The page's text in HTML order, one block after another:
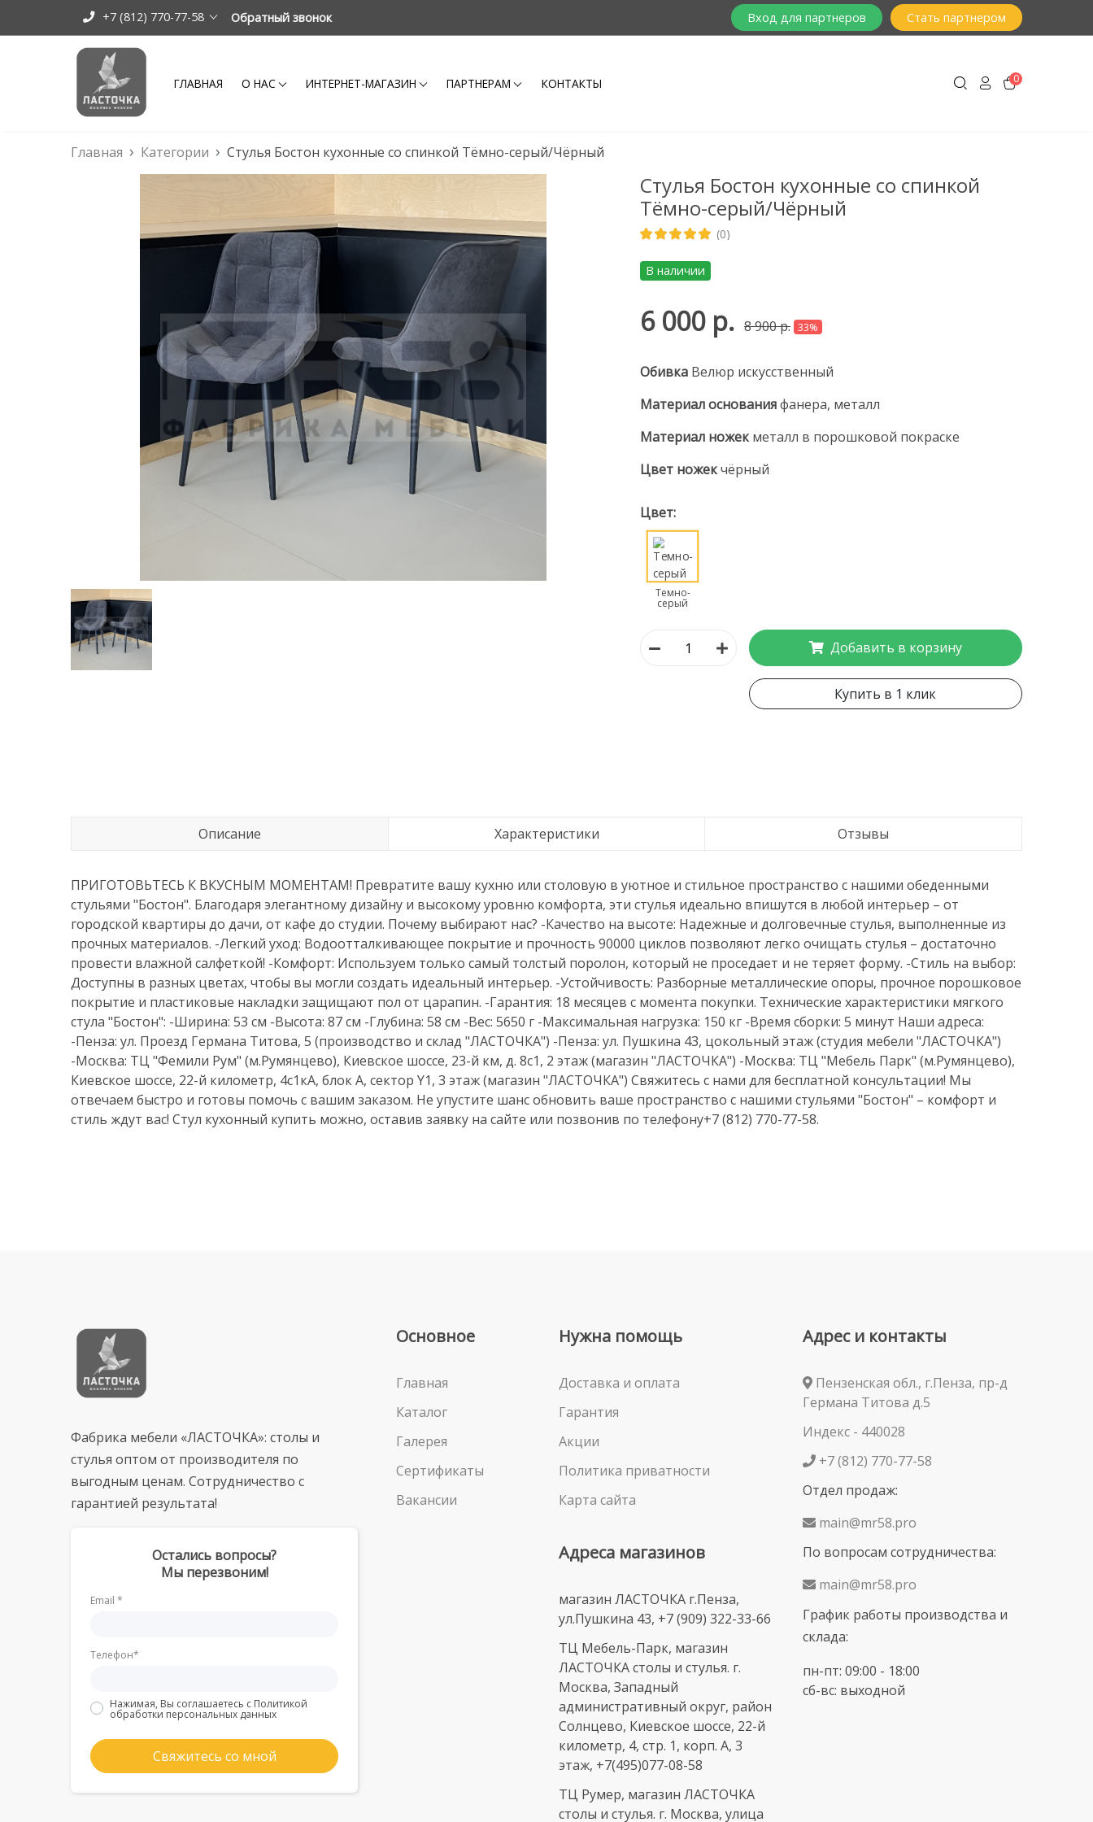
+7 (812) 770-77-58 Обратный звонок Вход для партнеров Стать партнером
0
ГЛАВНАЯ О НАС ИНТЕРНЕТ-МАГАЗИН ПАРТНЕРАМ КОНТАКТЫ
Главная Категории Стулья Бостон кухонные со спинкой Тёмно-серый/Чёрный
Стулья Бостон кухонные со спинкой
Тёмно-серый/Чёрный
(0)
В наличии
6 000 р. 8 900 р. 33%
Обивка Велюр искусственный
Материал основанияфанера, металл
Материал ножек металл в порошковой покраске
Цвет ножекчёрный
Цвет:
Темно-
серый
Добавить в корзину
Купить в 1 клик
Описание Характеристики Отзывы
ПРИГОТОВЬТЕСЬ К ВКУСНЫМ МОМЕНТАМ! Превратите вашу кухню или столовую в уютное и стильное пространство с нашими обеденными
стульями "Бостон". Благодаря элегантному дизайну и высокому уровню комфорта, эти стулья идеально впишутся в любой интерьер – от
городской квартиры до дачи, от кафе до студии. Почему выбирают нас? -Качество на высоте: Надежные и долговечные стулья, выполненные из
прочных материалов. -Легкий уход: Водоотталкивающее покрытие и прочность 90000 циклов позволяют легко очищать стулья – достаточно
провести влажной салфеткой! -Комфорт: Используем только самый толстый поролон, который не проседает и не теряет форму. -Стиль на выбор:
Доступны в разных цветах, чтобы вы могли создать идеальный интерьер. -Устойчивость: Разборные металлические опоры, прочное порошковое
покрытие и пластиковые накладки защищают пол от царапин. -Гарантия: 18 месяцев с момента покупки. Технические характеристики мягкого
стула "Бостон": -Ширина: 53 см -Высота: 87 см -Глубина: 58 см -Вес: 5650 г -Максимальная нагрузка: 150 кг -Время сборки: 5 минут Наши адреса:
-Пенза: ул. Проезд Германа Титова, 5 (производство и склад "ЛАСТОЧКА") -Пенза: ул. Пушкина 43, цокольный этаж (студия мебели "ЛАСТОЧКА")
-Москва: ТЦ "Фемили Рум" (м.Румянцево), Киевское шоссе, 23-й км, д. 8с1, 2 этаж (магазин "ЛАСТОЧКА") -Москва: ТЦ "Мебель Парк" (м.Румянцево),
Киевское шоссе, 22-й километр, 4с1кА, блок А, сектор Y1, 3 этаж (магазин "ЛАСТОЧКА") Свяжитесь с нами для бесплатной консультации! Мы
отвечаем быстро и готовы помочь с вашим заказом. Не упустите шанс обновить ваше пространство с нашими стульями "Бостон" – комфорт и
стиль ждут вас! Стул кухонный купить можно, оставив заявку на сайте или позвонив по телефону+7 (812) 770-77-58.
Фабрика мебели «ЛАСТОЧКА»: столы и
стулья оптом от производителя по
выгодным ценам. Сотрудничество с
гарантией результата!
Остались вопросы?
Мы перезвоним!
Email *
Телефон*
Нажимая, Вы соглашаетесь с Политикой
обработки персональных данных
Свяжитесь со мной
Основное
Главная
Каталог
Галерея
Сертификаты
Вакансии
Нужна помощь
Доставка и оплата
Гарантия
Акции
Политика приватности
Карта сайта
Адреса магазинов
магазин ЛАСТОЧКА г.Пенза,
ул.Пушкина 43, +7 (909) 322-33-66
ТЦ Мебель-Парк, магазин
ЛАСТОЧКА столы и стулья. г.
Москва, Западный
административный округ, район
Солнцево, Киевское шоссе, 22-й
километр, 4, стр. 1, корп. А, 3
этаж, +7(495)077-08-58
ТЦ Румер, магазин ЛАСТОЧКА
столы и стулья. г. Москва, улица
Адрес и контакты
Пензенская обл., г.Пенза, пр-д
Германа Титова д.5
Индекс - 440028
+7 (812) 770-77-58
Отдел продаж:
main@mr58.pro
По вопросам сотрудничества:
main@mr58.pro
График работы производства и
склада:
пн-пт: 09:00 - 18:00
сб-вс: выходной